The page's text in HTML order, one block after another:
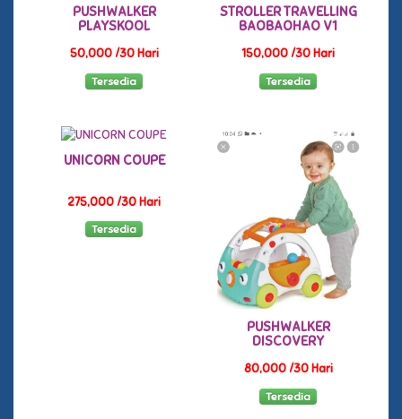
PUSHWALKER
PLAYSKOOL
50,000 /30 Hari
Tersedia
STROLLER TRAVELLING
BAOBAOHAO V1
150,000 /30 Hari
Tersedia
UNICORN COUPE
275,000 /30 Hari
Tersedia
PUSHWALKER
DISCOVERY
80,000 /30 Hari
Tersedia